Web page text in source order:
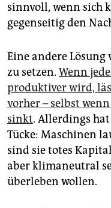
sinnvoll, wenn sich
gegenseitig den
Eine andere Lösung
zu setzen. Wenn
produktiver wird,
vorher – selbst
sinkt. Allerdings
Tücke: Maschinen
sind sie totes
aber klimaneutral
überleben wollen.